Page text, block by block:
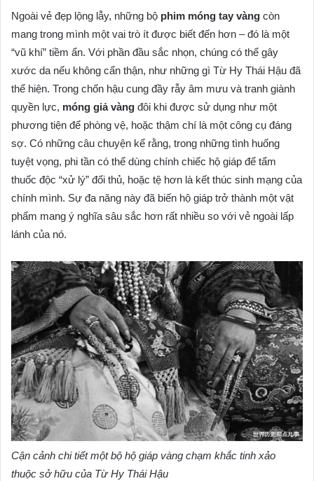
Ngoài vẻ đẹp lộng lẫy, những bộ phim móng tay vàng còn
mang trong mình một vai trò ít được biết đến hơn – đó là một
“vũ khí” tiềm ẩn. Với phần đầu sắc nhọn, chúng có thể gây
xước da nếu không cẩn thận, như những gì Từ Hy Thái Hậu đã
thể hiện. Trong chốn hậu cung đầy rẫy âm mưu và tranh giành
quyền lực, móng giả vàng đôi khi được sử dụng như một
phương tiện để phòng vệ, hoặc thậm chí là một công cụ đáng
sợ. Có những câu chuyện kể rằng, trong những tình huống
tuyệt vọng, phi tần có thể dùng chính chiếc hộ giáp để tẩm
thuốc độc “xử lý” đối thủ, hoặc tệ hơn là kết thúc sinh mạng của
chính mình. Sự đa năng này đã biến hộ giáp trở thành một vật
phẩm mang ý nghĩa sâu sắc hơn rất nhiều so với vẻ ngoài lấp
lánh của nó.
Cận cảnh chi tiết một bộ hộ giáp vàng chạm khắc tinh xảo
thuộc sở hữu của Từ Hy Thái Hậu